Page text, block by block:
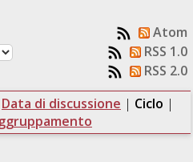
Atom
RSS 1.0
RSS 2.0
Data di discussione | Ciclo |